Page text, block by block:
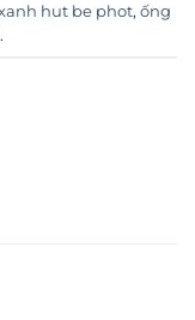
hut be phot, ống
.